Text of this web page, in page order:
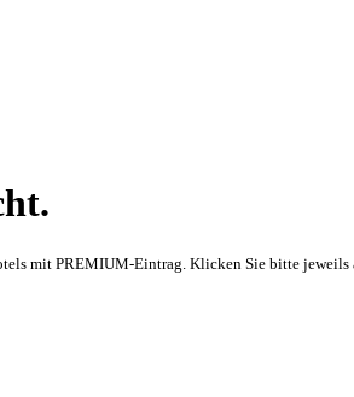
mit PREMIUM-Eintrag. Klicken Sie bitte